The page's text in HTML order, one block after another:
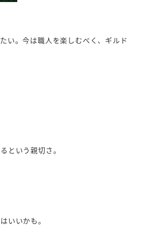
い。今は職人を楽しむべく、ギルド
という親切さ。
いいかも。